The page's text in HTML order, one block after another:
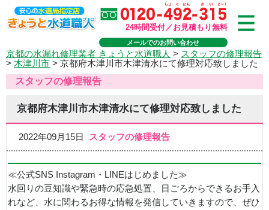
24時間受付／お見積もり無料
メールでのお問い合わせ
京都の水漏れ修理業者 きょうと水道職人 > スタッフの修理報告
> 木津川市 > 京都府木津川市木津清水にて修理対応致しました
スタッフの修理報告
京都府木津川市木津清水にて修理対応致しました
2022年09月15日 スタッフの修理報告
≪公式SNS Instagram・LINEはじめました≫
水回りの豆知識や緊急時の応急処置、日ごろからできるお手入
れなど、水に関わるお得な情報を発信していきますので、ぜひ